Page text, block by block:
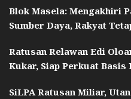
Blok Masela: Mengakhiri
Sumber Daya, Rakyat
Ratusan Relawan Edi
Kukar, Siap Perkuat Basis
SiLPA Ratusan Miliar,